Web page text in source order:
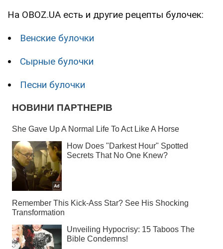
На OBOZ.UA есть и другие рецепты булочек:
Венские булочки
Сырные булочки
Песни булочки